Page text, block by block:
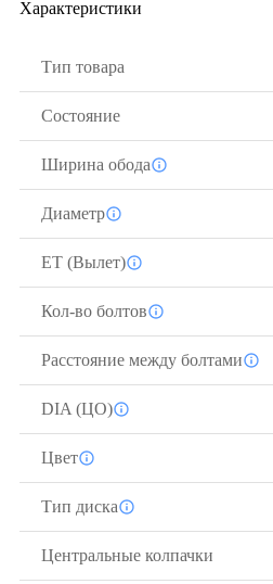
Характеристики
Тип товара
Состояние
Ширина обода
Диаметр
ЕТ (Вылет)
Кол-во болтов
Расстояние между болтами
DIA (ЦО)
Цвет
Тип диска
Центральные колпачки